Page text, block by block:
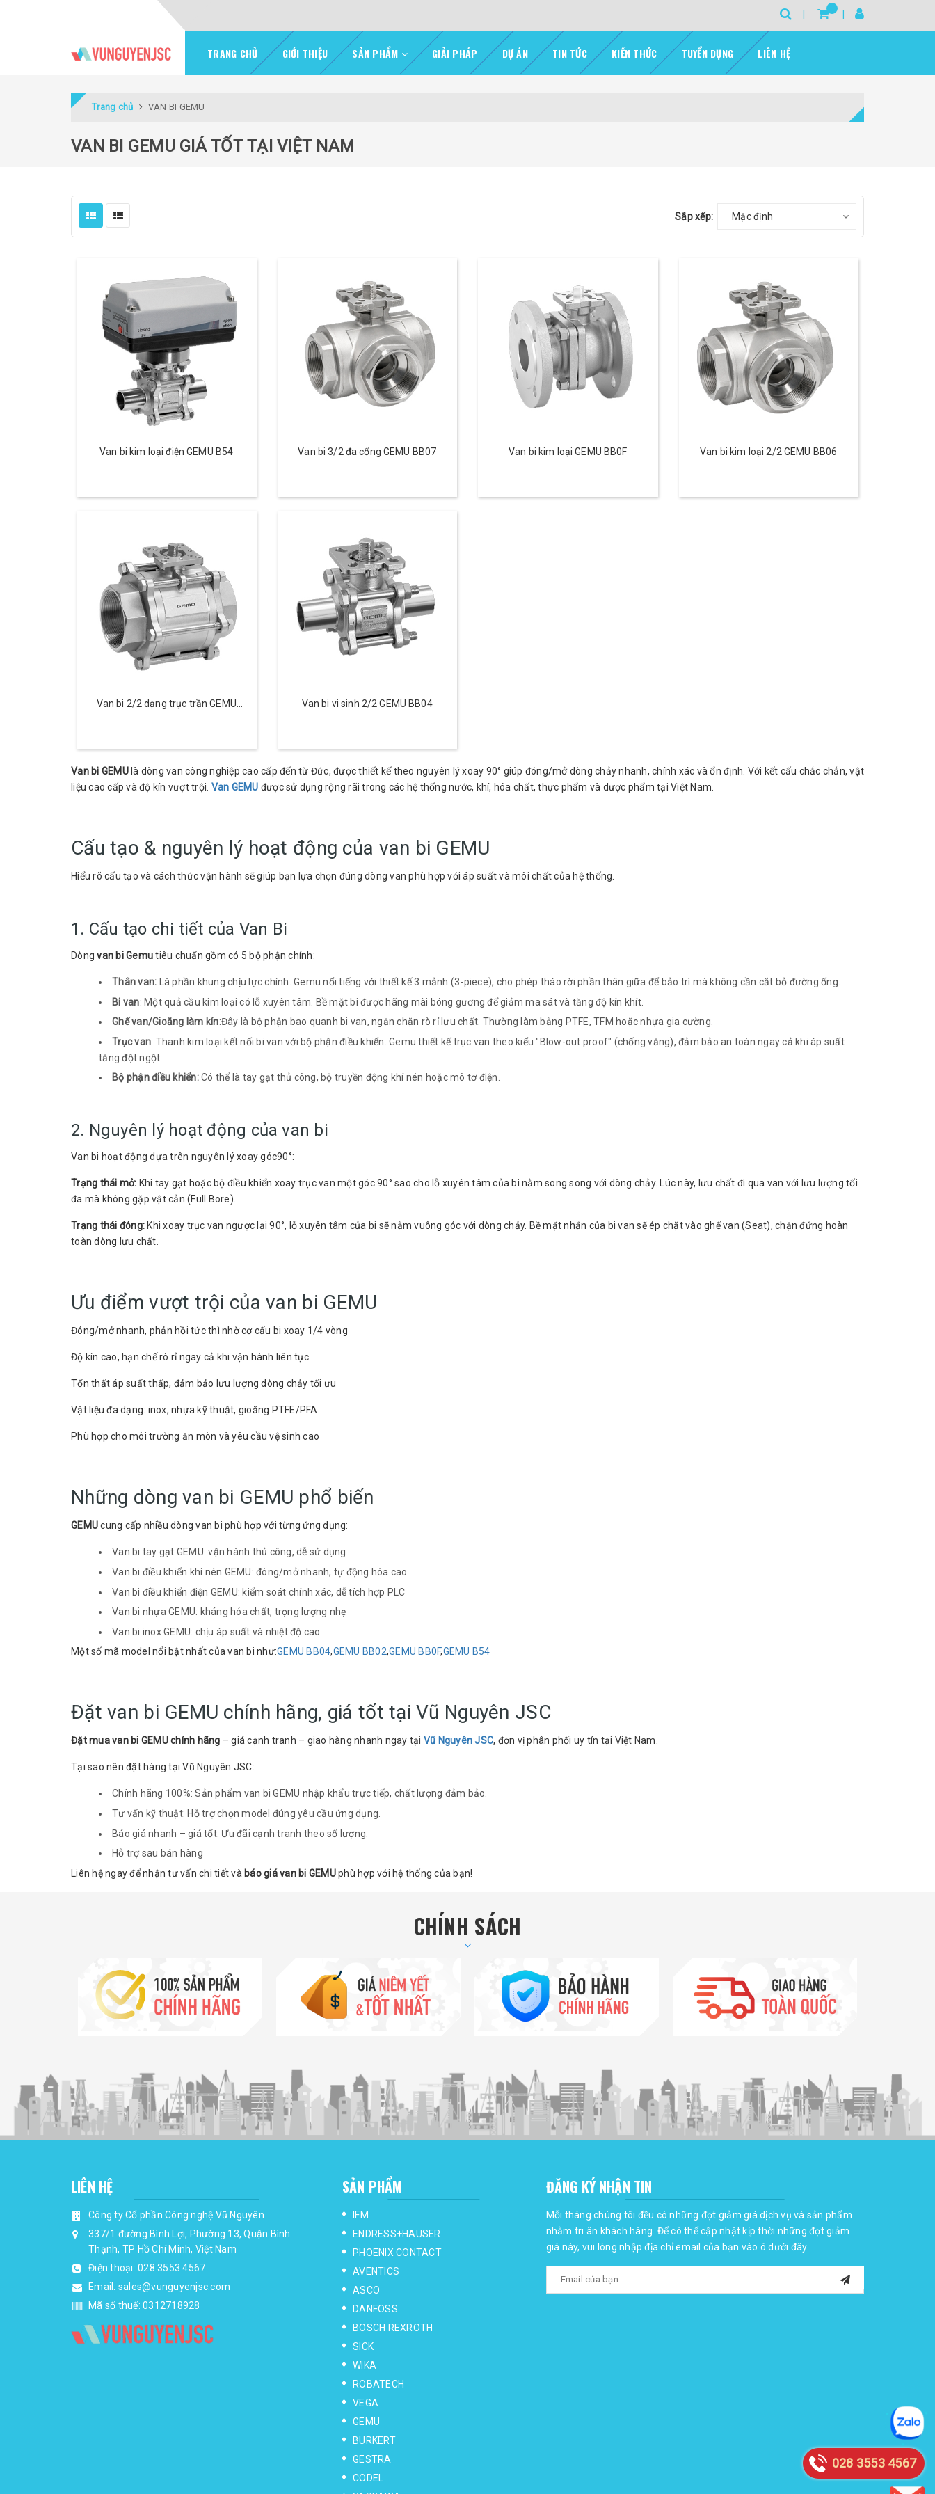
TRANG CHỦ GIỚI THIỆU SẢN PHẨM GIẢI PHÁP DỰ ÁN TIN TỨC KIẾN THỨC TUYỂN DỤNG LIÊN HỆ
Trang chủ VAN BI GEMU
VAN BI GEMU GIÁ TỐT TẠI VIỆT NAM
Sắp xếp: Mặc định
Van bi kim loại điện GEMU B54 Van bi 3/2 đa cổng GEMU BB07 Van bi kim loại GEMU BB0F Van bi kim loại 2/2 GEMU BB06
Van bi 2/2 dạng trục trần GEMU
Van bi vi sinh 2/2 GEMU BB04
Van bi GEMUlà dòng van công nghiệp cao cấp đến từ Đức, được thiết kế theo nguyên lý xoay 90° giúp đóng/mở dòng chảy nhanh, chính xác và ổn định. Với kết cấu chắc chắn, vật
liệu cao cấp và độ kín vượt trội. Van GEMU được sử dụng rộng rãi trong các hệ thống nước, khí, hóa chất, thực phẩm và dược phẩm tại Việt Nam.
Cấu tạo & nguyên lý hoạt động của van bi GEMU
Hiểu rõ cấu tạo và cách thức vận hành sẽ giúp bạn lựa chọn đúng dòng van phù hợp với áp suất và môi chất của hệ thống.
1. Cấu tạo chi tiết của Van Bi
Dòngvan bi Gemutiêu chuẩn gồm có 5 bộ phận chính:
Thân van:
Là phần khung chịu lực chính. Gemu nổi tiếng với thiết kế 3 mảnh (3-piece), cho phép tháo rời phần thân giữa để bảo trì mà không cần cắt bỏ đường ống.
Bi van: Một quả cầu kim loại có lỗ xuyên tâm. Bề mặt bi được hãng mài bóng gương để giảm ma sát và tăng độ kín khít.
Ghế van/Gioăng làm kín:Đây là bộ phận bao quanh bi van, ngăn chặn rò rỉ lưu chất. Thường làm bằng PTFE, TFM hoặc nhựa gia cường.
Trục van: Thanh kim loại kết nối bi van với bộ phận điều khiển. Gemu thiết kế trục van theo kiểu "Blow-out proof" (chống văng), đảm bảo an toàn ngay cả khi áp suất
tăng đột ngột.
Bộ phận điều khiển:Có thể là tay gạt thủ công, bộ truyền động khí nén hoặc mô tơ điện.
2. Nguyên lý hoạt động của van bi
Van bi hoạt động dựa trên nguyên lý xoay góc90°:
Trạng thái mở: Khi tay gạt hoặc bộ điều khiển xoay trục van một góc 90° sao cho lỗ xuyên tâm của bi nằm song song với dòng chảy. Lúc này, lưu chất đi qua van với lưu lượng tối
đa mà không gặp vật cản (Full Bore).
Trạng thái đóng: Khi xoay trục van ngược lại 90°, lỗ xuyên tâm của bi sẽ nằm vuông góc với dòng chảy. Bề mặt nhẵn của bi van sẽ ép chặt vào ghế van (Seat), chặn đứng hoàn
toàn dòng lưu chất.
Ưu điểm vượt trội của van bi GEMU
Đóng/mở nhanh, phản hồi tức thì nhờ cơ cấu bi xoay 1/4 vòng
Độ kín cao, hạn chế rò rỉ ngay cả khi vận hành liên tục
Tổn thất áp suất thấp, đảm bảo lưu lượng dòng chảy tối ưu
Vật liệu đa dạng: inox, nhựa kỹ thuật, gioăng PTFE/PFA
Phù hợp cho môi trường ăn mòn và yêu cầu vệ sinh cao
Những dòng van bi GEMU phổ biến
GEMUcung cấp nhiều dòng van bi phù hợp với từng ứng dụng:
Van bi tay gạt GEMU: vận hành thủ công, dễ sử dụng
Van bi điều khiển khí nén GEMU: đóng/mở nhanh, tự động hóa cao
Van bi điều khiển điện GEMU: kiểm soát chính xác, dễ tích hợp PLC
Van bi nhựa GEMU: kháng hóa chất, trọng lượng nhẹ
Van bi inox GEMU: chịu áp suất và nhiệt độ cao
Một số mã model nổi bật nhất của van bi như:GEMU BB04,GEMU BB02,GEMU BB0F,GEMU B54
Đặt van bi GEMU chính hãng, giá tốt tại Vũ Nguyên JSC
Đặt mua van bi GEMU chính hãng – giá cạnh tranh – giao hàng nhanh ngay tại Vũ Nguyên JSC, đơn vị phân phối uy tín tại Việt Nam.
Tại sao nên đặt hàng tại Vũ Nguyên JSC:
Chính hãng 100%: Sản phẩm van bi GEMU nhập khẩu trực tiếp, chất lượng đảm bảo.
Tư vấn kỹ thuật: Hỗ trợ chọn model đúng yêu cầu ứng dụng.
Báo giá nhanh – giá tốt: Ưu đãi cạnh tranh theo số lượng.
Hỗ trợ sau bán hàng
Liên hệ ngay để nhận tư vấn chi tiết và báo giá van bi GEMUphù hợp với hệ thống của bạn!
CHÍNH SÁCH
LIÊN HỆ
Công ty Cổ phần Công nghệ Vũ Nguyên
337/1 đường Bình Lợi, Phường 13, Quận Bình
Thạnh, TP Hồ Chí Minh, Việt Nam
Điện thoại: 028 3553 4567
Email: sales@vunguyenjsc.com
Mã số thuế: 0312718928
SẢN PHẨM
IFM
ENDRESS+HAUSER
PHOENIX CONTACT
AVENTICS
ASCO
DANFOSS
BOSCH REXROTH
SICK
WIKA
ROBATECH
VEGA
GEMU
BURKERT
GESTRA
CODEL
ĐĂNG KÝ NHẬN TIN
Mỗi tháng chúng tôi đều có những đợt giảm giá dịch vụ và sản phẩm
nhằm tri ân khách hàng. Để có thể cập nhật kịp thời những đợt giảm
giá này, vui lòng nhập địa chỉ email của bạn vào ô dưới đây.
028 3553 4567